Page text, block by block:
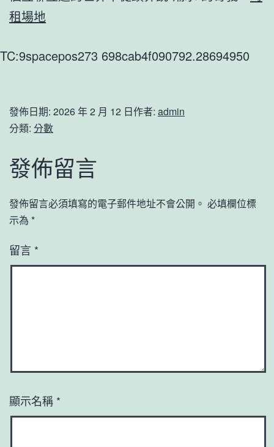
租場地
TC:9spacepos273 698cab4f090792.28694950
發佈日期: 2026 年 2 月 12 日作者: admin
分類: 分數
發佈留言
發佈留言必須填寫的電子郵件地址不會公開。 必填欄位標
示為 *
留言 *
顯示名稱 *